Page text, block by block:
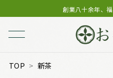
創業八十余年、
TOP 新茶